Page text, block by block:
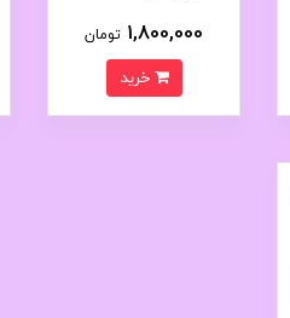
1,800,000 تومان
خرید